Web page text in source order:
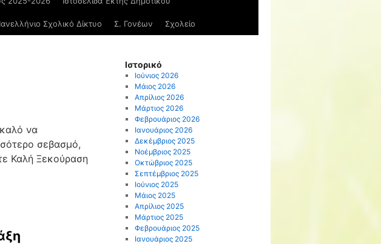
Σχολικό Δίκτυο Σ. Γονέων Σχολείο
να
σεβασμό,
Καλή Ξεκούραση
Ιστορικό
Ιούνιος 2026
Μάιος 2026
Απρίλιος 2026
Μάρτιος 2026
Φεβρουάριος 2026
Ιανουάριος 2026
Δεκέμβριος 2025
Νοέμβριος 2025
Οκτώβριος 2025
Σεπτέμβριος 2025
Ιούνιος 2025
Μάιος 2025
Απρίλιος 2025
Μάρτιος 2025
Φεβρουάριος 2025
Ιανουάριος 2025